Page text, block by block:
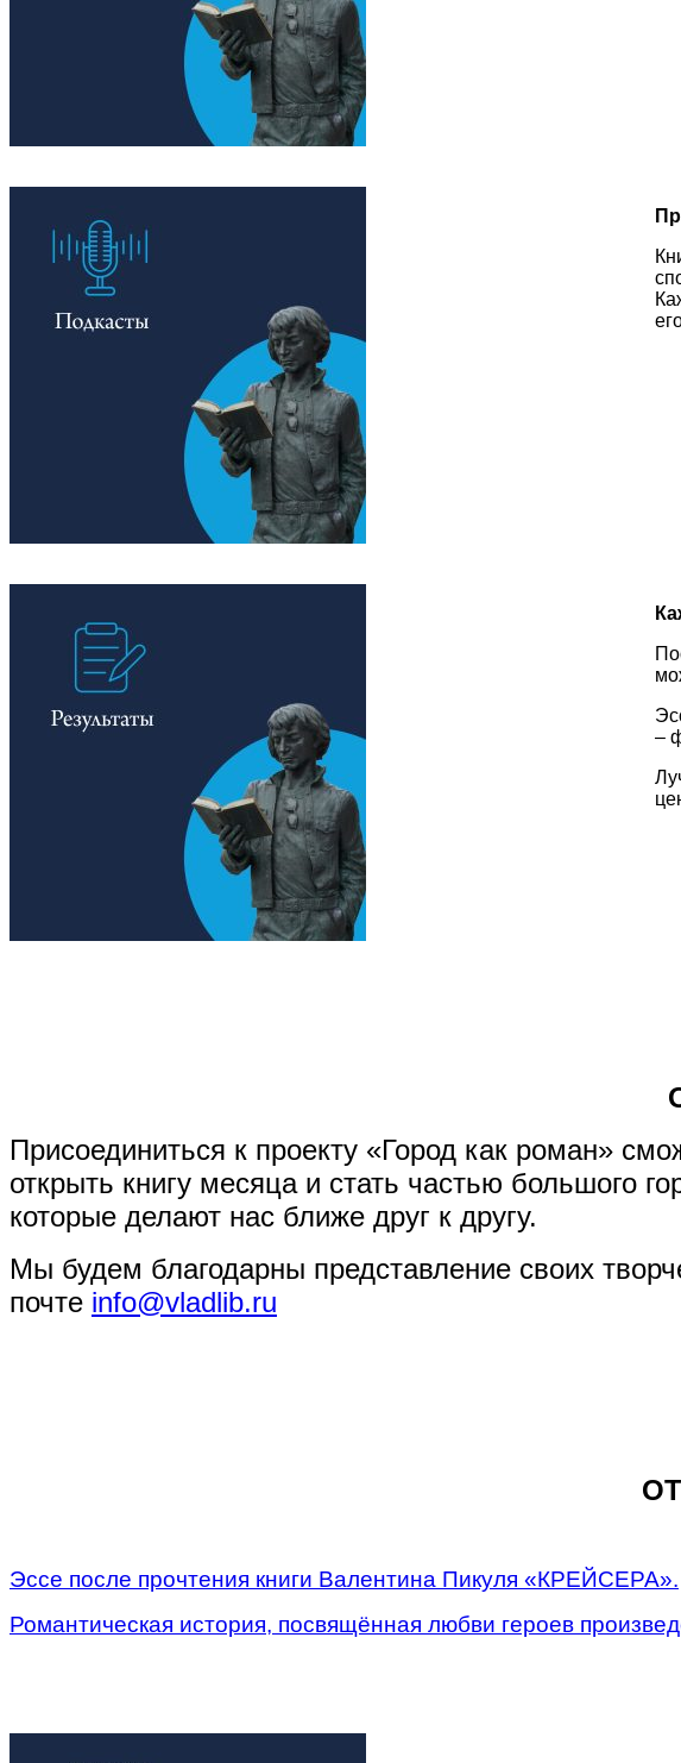
–
Присоединиться к проекту «Город как роман»
открыть книгу месяца и стать частью большого
которые делают нас ближе друг к другу.
Мы будем благодарны представление своих
почте info@vladlib.ru
Эссе после прочтения книги Валентина Пикуля «КРЕЙСЕРА».
Романтическая история, посвящённая любви героев